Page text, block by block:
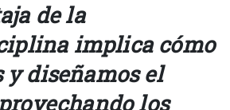
de la
implica cómo
y diseñamos el
los